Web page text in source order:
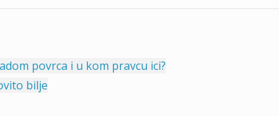
povrca i u kom pravcu ici?
bilje